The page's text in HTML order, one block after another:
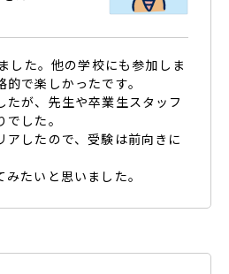
した。他の学校にも参加しま
で楽しかったです。
たが、先生や卒業生スタッフ
した。
アしたので、受験は前向きに
たいと思いました。